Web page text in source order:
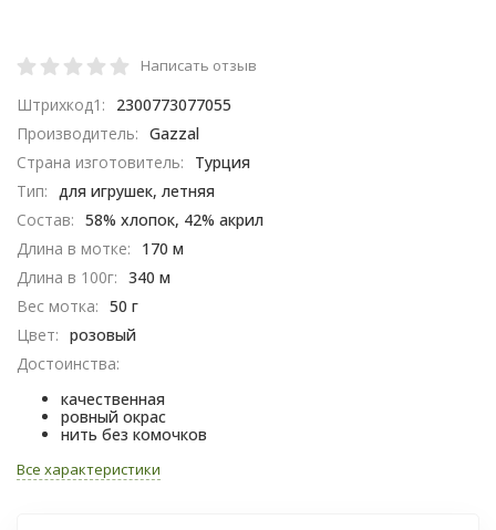
Написать отзыв
Штрихкод1:
2300773077055
Производитель: Gazzal
Страна изготовитель:
Турция
Тип: для игрушек, летняя
Состав: 58% хлопок, 42% акрил​
Длина в мотке:
170 м
Длина в 100г: 340 м
Вес мотка: 50 г
Цвет: розовый
Достоинства:
качественная
ровный окрас
нить без комочков
Все характеристики